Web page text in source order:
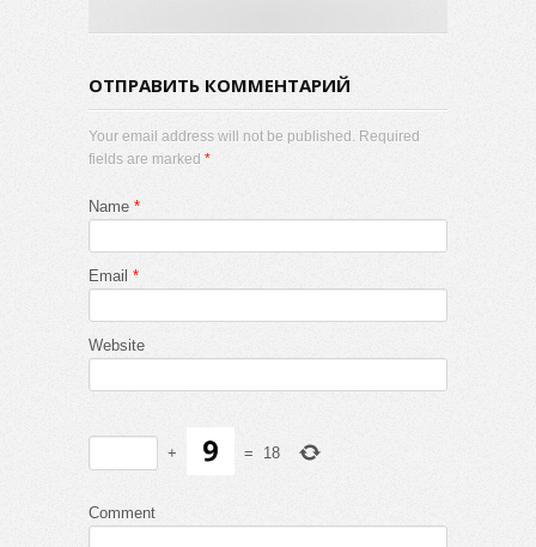
начале XXI веков — 3
начале XXI веков — 2
ОТПРАВИТЬ КОММЕНТАРИЙ
Your email address will not be published. Required
fields are marked *
Name *
Email *
Website
+ = 18
Comment